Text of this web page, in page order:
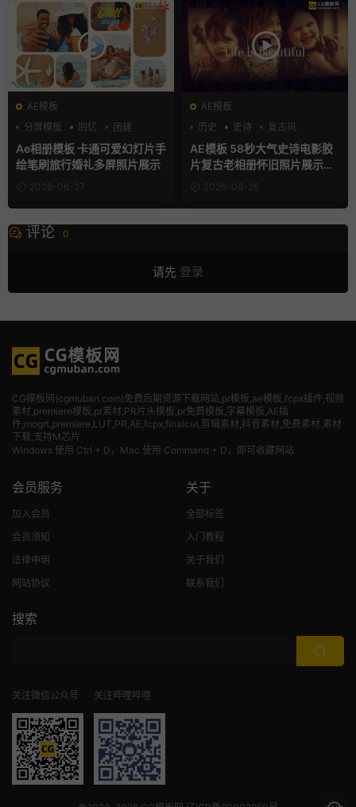
AE模板
分屏模板
回忆 团建
Ae相册模板 卡通可爱幻灯片手
绘笔刷旅行婚礼多屏照片展示
2026-06-27
AE模板
历史
史诗 复古风
AE模板 58秒大气史诗电影胶
片复古老相册怀旧照片展示动
2026-06-26
评论 0
请先 登录
CG模板网(cgmuban.com)免费后期资源下载网站,pr模板,ae模板,fcpx插件,视频
素材 ,premiere模板,pr素材,PR片头模板,pr免费模板,字幕模板,AE插
件,mogrt,premiere,LUT,PR,AE,fcpx,finalcut,剪辑素材,抖音素材,免费素材,素材
下载,支持M芯片
Windows 使用 Ctrl + D，Mac 使用 Command + D，即可收藏网站
会员服务
加入会员
会员须知
法律申明
网站协议
关于
全部标签
入门教程
关于我们
联系我们
搜索
关注微信公众号 关注哔哩哔哩